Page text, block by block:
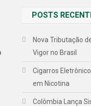
POSTS
Nova Tributação
Vigor no Brasil
Cigarros
em Nicotina
Colômbia Lança